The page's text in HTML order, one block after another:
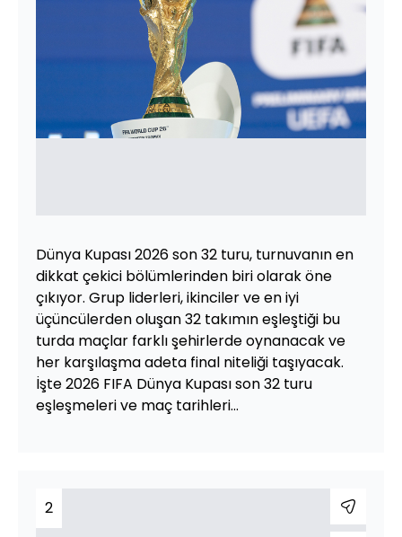
Dünya Kupası 2026 son 32 turu, turnuvanın en
dikkat çekici bölümlerinden biri olarak öne
çıkıyor. Grup liderleri, ikinciler ve en iyi
üçüncülerden oluşan 32 takımın eşleştiği bu
turda maçlar farklı şehirlerde oynanacak ve
her karşılaşma adeta final niteliği taşıyacak.
İşte 2026 FIFA Dünya Kupası son 32 turu
eşleşmeleri ve maç tarihleri...
2